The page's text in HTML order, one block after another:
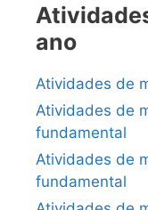
ano
Atividades de
Atividades de
fundamental
Atividades de
fundamental